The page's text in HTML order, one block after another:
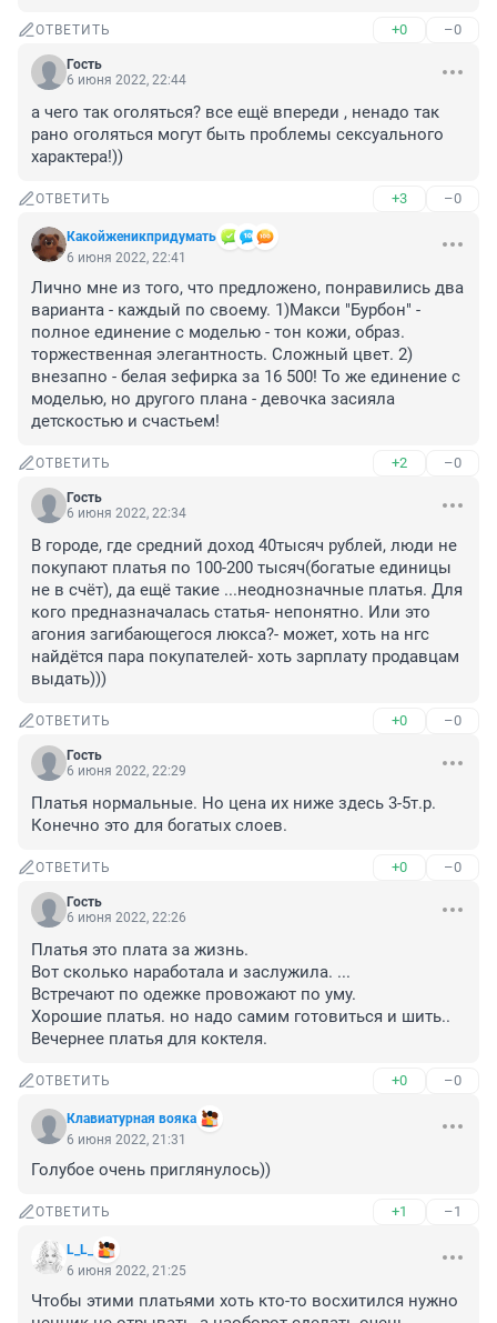
ОТВЕТИТЬ +0 –0
Гость
6 июня 2022, 22:44
а чего так оголяться? все ещё впереди , ненадо так
рано оголяться могут быть проблемы сексуального
характера!))
ОТВЕТИТЬ +3 –0
Какойженикпридумать
6 июня 2022, 22:41
Лично мне из того, что предложено, понравились два
варианта - каждый по своему. 1)Макси "Бурбон" -
полное единение с моделью - тон кожи, образ.
торжественная элегантность. Сложный цвет. 2)
внезапно - белая зефирка за 16 500! То же единение с
моделью, но другого плана - девочка засияла
детскостью и счастьем!
ОТВЕТИТЬ +2 –0
Гость
6 июня 2022, 22:34
В городе, где средний доход 40тысяч рублей, люди не
покупают платья по 100-200 тысяч(богатые единицы
не в счёт), да ещё такие ...неоднозначные платья. Для
кого предназначалась статья- непонятно. Или это
агония загибающегося люкса?- может, хоть на нгс
найдётся пара покупателей- хоть зарплату продавцам
выдать)))
ОТВЕТИТЬ +0 –0
Гость
6 июня 2022, 22:29
Платья нормальные. Но цена их ниже здесь 3-5т.р.
Конечно это для богатых слоев.
ОТВЕТИТЬ +0 –0
Гость
6 июня 2022, 22:26
Платья это плата за жизнь.
Вот сколько наработала и заслужила. ...
Встречают по одежке провожают по уму.
Хорошие платья. но надо самим готовиться и шить..
Вечернее платья для коктеля.
ОТВЕТИТЬ +0 –0
Клавиатурная вояка
6 июня 2022, 21:31
Голубое очень приглянулось))
ОТВЕТИТЬ +1 –1
L_L_
6 июня 2022, 21:25
Чтобы этими платьями хоть кто-то восхитился нужно